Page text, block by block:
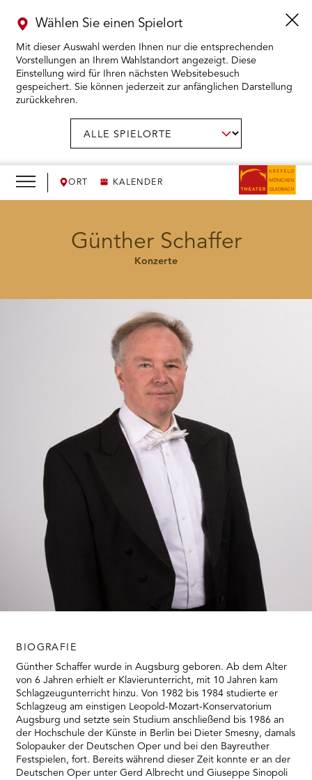
ORT KALENDER
Wählen Sie einen Spielort
Mit dieser Auswahl werden Ihnen nur die entsprechenden
Vorstellungen an Ihrem Wahlstandort angezeigt. Diese
Einstellung wird für Ihren nächsten Websitebesuch
gespeichert. Sie können jederzeit zur anfänglichen Darstellung
zurückkehren.
KARTENKAUF ÖFFNEN
WIR ÖFFNEN
DAS THEATER ÖFFNEN
Günther Schaffer
Konzerte
BIOGRAFIE
Günther Schaffer wurde in Augsburg geboren. Ab dem Alter
von 6 Jahren erhielt er Klavierunterricht, mit 10 Jahren kam
Schlagzeugunterricht hinzu. Von 1982 bis 1984 studierte er
Schlagzeug am einstigen Leopold-Mozart-Konservatorium
Augsburg und setzte sein Studium anschließend bis 1986 an
der Hochschule der Künste in Berlin bei Dieter Smesny, damals
Solopauker der Deutschen Oper und bei den Bayreuther
Festspielen, fort. Bereits während dieser Zeit konnte er an der
Deutschen Oper unter Gerd Albrecht und Giuseppe Sinopoli